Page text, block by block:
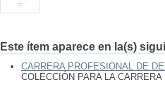
Este ítem aparece en la(s)
CARRERA PROFESIONAL DE
COLECCIÓN PARA LA